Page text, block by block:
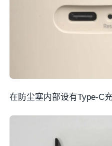
在防尘塞内部设有Type-C